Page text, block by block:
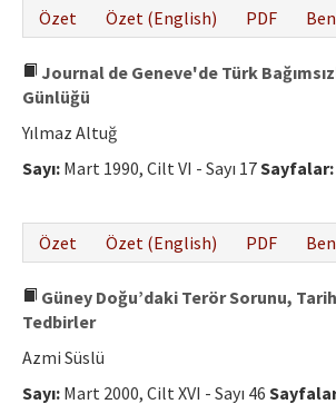
Özet
Özet (English) PDF
Journal de Geneve'de Türk
Günlüğü
Yılmaz Altuğ
Sayı: Mart 1990, Cilt VI - Sayı 17Sayfalar:
Özet
Özet (English) PDF
Güney Doğu’daki Terör Sorunu,
Tedbirler
Azmi Süslü
Sayı: Mart 2000, Cilt XVI - Sayı 46